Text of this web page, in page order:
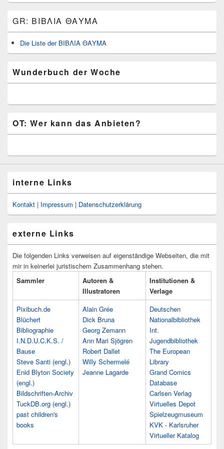
Bereich
GR: ΒΙΒΛΙΑ ΘΑΥΜΑ
Die Liste der ΒΙΒΛΙΑ ΘΑΥΜΑ
Wunderbuch der Woche
OT: Wer kann das Anbieten?
interne Links
Kontakt | Impressum | Datenschutzerklärung
externe Links
Die folgenden Links verweisen auf eigenständige Webseiten, die mit
mir in keinerlei juristischem Zusammenhang stehen.
Sammler
Autoren &
Illustratoren
Institutionen &
Verlage
Pixibuch.de
Blüchert
Bibliographie
I.N.D.U.C.K.S. /
Bause
Steve Santi (engl.)
Enid Blyton Society
(engl.)
Bildschriften-Archiv
TuckDB.org (engl.)
past children's
books
Alain Grée
Dick Bruna
Georg Zemann
Ann Mari Sjögren
Robert Dallet
Willy Schermelé
Jeanne Lagarde
Deutschen
Nationalbibliothek
Int.
Jugendbibliothek
The European
Library
Grand Comics
Database
Carlsen Verlag
Virtuelles Depot
Spielzeugmuseum
KVK - Karlsruher
Virtueller Katalog